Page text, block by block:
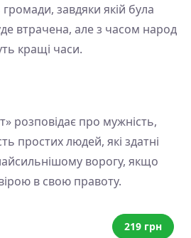
завдяки якій була
втрачена, але з часом народ
кращі часи.
розповідає про мужність,
простих людей, які здатні
ворогу, якщо
в свою правоту.
219 грн